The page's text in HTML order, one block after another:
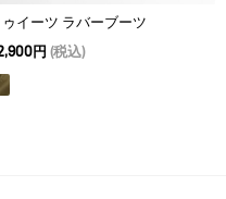
ゥイーツ ラバーブーツ
円 (税込)